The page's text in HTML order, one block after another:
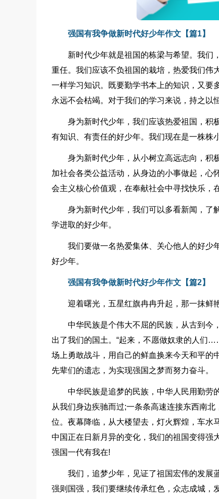
强国有我争做新时代好少年作文【篇1】
新时代少年就是祖国的栋梁与希望。我们
重任。我们应该不负祖国的栽培，热爱我们伟
一样学习知识。既要勤学书本上的知识，又要
永远不会枯竭。对于我们的学习来说，持之以
身为新时代少年，我们应该热爱祖国，积
有知识、有责任的好少年。我们现在是一株株
身为新时代少年，从小树立高远志向，积
加社会各类公益活动，从身边的小事做起，心
会主义核心价值观，在奉献社会中寻找快乐，
身为新时代少年，我们可以多看新闻，了
学进取的好少年。
我们要做一名热爱集体、关心他人的好少
好少年。
强国有我争做新时代好少年作文【篇2】
迎着曙光，五星红旗冉冉升起，那一抹鲜
中华民族是个伟大不屈的民族，从古到今
出了我们的国土。“起来，不愿做奴隶的人们
场上勇敢战斗，用自己的鲜血换来今天和平的
先辈们的遗志，为实现强国之梦而努力奋斗。
中华民族是追梦的民族，中华人民用勤劳
从我们身边疾驰而过;一条条高速连接东西南
位。夜幕降临，从大楼望去，灯火辉煌，车水
中国正在日新月异的变化，我们的祖国变得强
强国一代有我在!
我们，追梦少年，见证了祖国宏伟的发展
强则国强，我们要继续传承红色，众志成城，